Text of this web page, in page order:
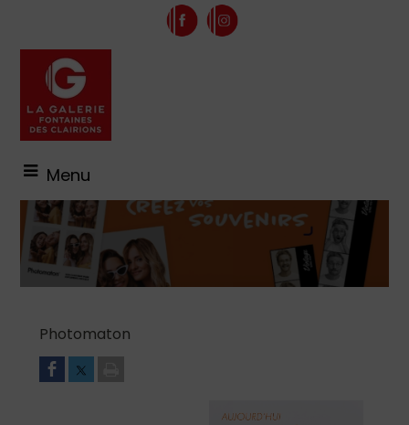
Menu
Photomaton